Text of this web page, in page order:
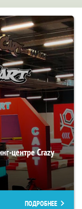
центре Crazy
ПОДРОБНЕЕ